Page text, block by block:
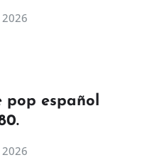
pop español